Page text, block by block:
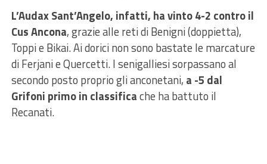
L’Audax Sant’Angelo, infatti, ha vinto 4-2 contro il
Cus Ancona, grazie alle reti di Benigni (doppietta),
Toppi e Bikai. Ai dorici non sono bastate le marcature
di Ferjani e Quercetti. I senigalliesi sorpassano al
secondo posto proprio gli anconetani, a -5 dal
Grifoni primo in classificache ha battuto il
Recanati.